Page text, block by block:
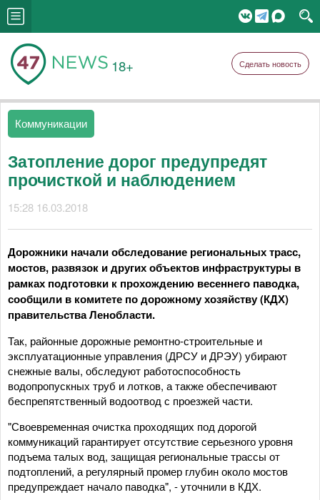
18+ Сделать новость
Коммуникации
Затопление дорог предупредят
прочисткой и наблюдением
15:28 16.03.2018
Дорожники начали обследование региональных трасс,
мостов, развязок и других объектов инфраструктуры в
рамках подготовки к прохождению весеннего паводка,
сообщили в комитете по дорожному хозяйству (КДХ)
правительства Ленобласти.
Так, районные дорожные ремонтно-строительные и
эксплуатационные управления (ДРСУ и ДРЭУ) убирают
снежные валы, обследуют работоспособность
водопропускных труб и лотков, а также обеспечивают
беспрепятственный водоотвод с проезжей части.
"Своевременная очистка проходящих под дорогой
коммуникаций гарантирует отсутствие серьезного уровня
подъема талых вод, защищая региональные трассы от
подтоплений, а регулярный промер глубин около мостов
предупреждает начало паводка", - уточнили в КДХ.